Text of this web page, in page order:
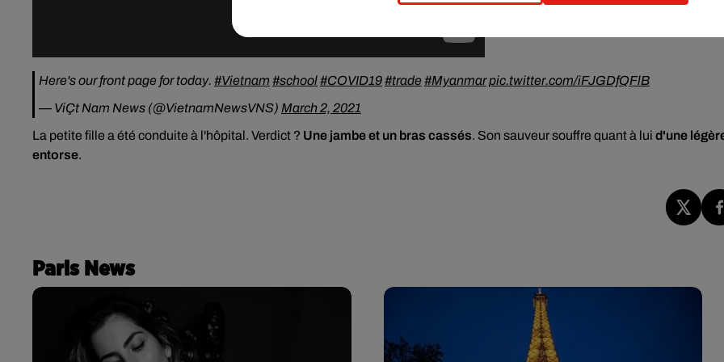
Here's our front page for today. #Vietnam #school#COVID19#trade#Myanmarpic.twitter.com/iFJGDfQFlB
— ViÇt Nam News (@VietnamNewsVNS) March 2, 2021
La petite fille a été conduite à l'hôpital. Verdict ? Une jambe et un bras cassés. Son sauveur souffre quant à lui d'une
entorse.
Paris News